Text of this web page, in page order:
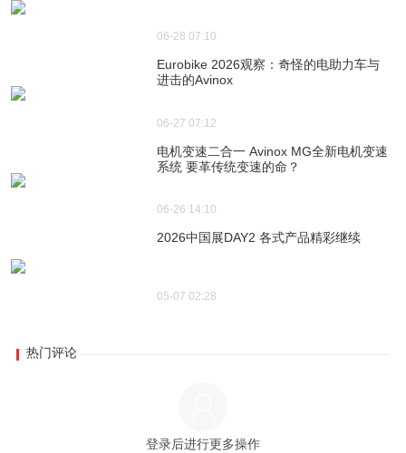
06-28 07:10
Eurobike 2026观察：奇怪的电助力车与
进击的Avinox
06-27 07:12
电机变速二合一 Avinox MG全新电机变速
系统 要革传统变速的命？
06-26 14:10
2026中国展DAY2 各式产品精彩继续
05-07 02:28
热门评论
登录后进行更多操作